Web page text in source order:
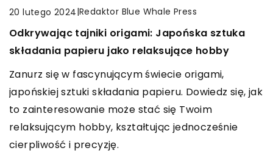
INNE
17 lutego 2025 |Redaktor Blue Whale Press
Jak nowoczesne technologie wpływają na
efektywność systemów monitoringu?
Dowiedz się, jak innowacyjne rozwiązania
technologiczne mogą zwiększyć dokładność oraz
efektywność systemów monitoringu, wpływając
na bezpieczeństwo i zarządzanie ryzykiem.
20 lutego 2024|Redaktor Blue Whale Press
Odkrywając tajniki origami: Japońska sztuka
składania papieru jako relaksujące hobby
Zanurz się w fascynującym świecie origami,
japońskiej sztuki składania papieru. Dowiedz się, jak
to zainteresowanie może stać się Twoim
relaksującym hobby, kształtując jednocześnie
cierpliwość i precyzję.
CZAS WOLNY INNE
11 lipca 2025|Redaktor Blue Whale Press
Jak przygotować się do pierwszego wyjazdu na
polowanie: porady dla początkujących
myśliwych
Uzyskaj praktyczne wskazówki, jak przygotować
się do pierwszego polowania. Dowiedz się, jakie
wyposażenie będzie niezbędne, jakie przepisy